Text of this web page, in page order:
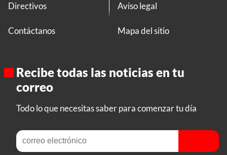
Directivos
Contáctanos
Aviso legal
Mapa del sitio
Recibe todas las noticias en tu
correo
Todo lo que necesitas saber para comenzar tu día